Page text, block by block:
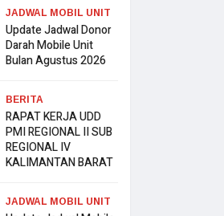
JADWAL MOBIL UNIT
Update Jadwal Donor
Darah Mobile Unit
Bulan Agustus 2026
BERITA
RAPAT KERJA UDD
PMI REGIONAL II SUB
REGIONAL IV
KALIMANTAN BARAT
JADWAL MOBIL UNIT